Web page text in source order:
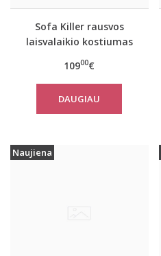
Sofa Killer rausvos
laisvalaikio kostiumas
10900€
DAUGIAU
Naujiena